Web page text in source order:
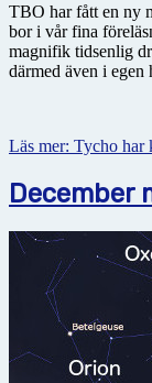
TBO har fått en ny
bor i vår fina
magnifik tidsenlig
därmed även i egen
Läs mer: Tycho har
December